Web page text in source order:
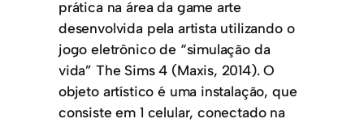
prática na área da game arte
desenvolvida pela artista utilizando o
jogo eletrônico de “simulação da
vida” The Sims 4 (Maxis, 2014). O
objeto artístico é uma instalação, que
consiste em 1 celular, conectado na